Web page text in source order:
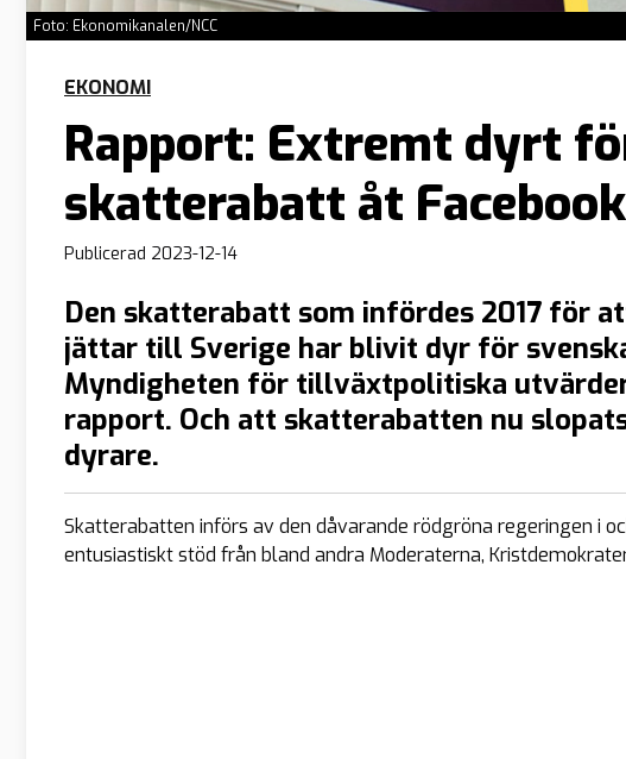
Foto: Ekonomikanalen/NCC
EKONOMI
Rapport: Extremt dyrt
skatterabatt åt Facebook
Publicerad 2023-12-14
Den skatterabatt som infördes 2017 för
jättar till Sverige har blivit dyr för
Myndigheten för tillväxtpolitiska
rapport. Och att skatterabatten nu
dyrare.
Skatterabatten införs av den dåvarande rödgröna regeringen i
entusiastiskt stöd från bland andra Moderaterna,